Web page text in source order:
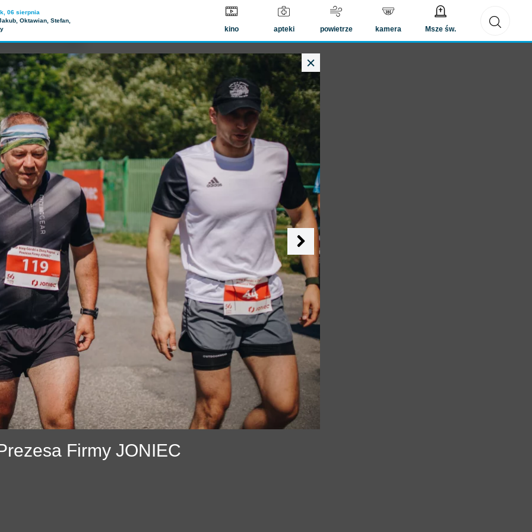
Wyłączenia prądu twoje konto
06 sierpnia
Oktawian, Stefan,
kino apteki powietrze kamera
Msze św.
Prezesa Firmy JONIEC
Firmy JONIEC